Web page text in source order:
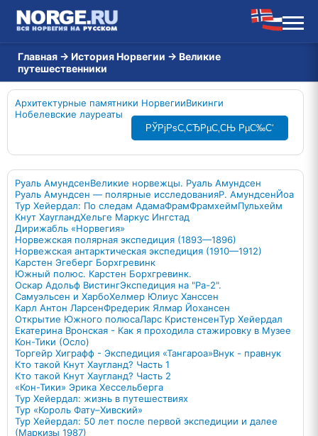
Главная → История Норвегии → Великие
путешественники
Архитектурные памятники НорвегииВикинги
Нобелевские лауреаты
РЎРјРѕС‚СЂРµС‚СЊ РµС‰С‘
Руаль АмундсенВеликие норвежцы. Руаль Амундсен
Руаль Амундсен — полярные исследованияР. АмундсенЙоа
Тур Хейердал: По следам АдамаФрамФрамхеймПульхейм
Кнут ХаугландХельге Маркус Ингстад
Дирижабль «Норвегия»
Норвежская полярная экспедиция (1893—1896)
Норвежская антарктическая экспедиция (1910—1912)
Карстен Эгеберг Борхгревинк
Южный полюс. Карстен Борхгревинк.
Оскар Адольф ВистингЭкспедиция на "Ра-2".
Самуэльсен и ХарбоХелмер Юлиус Ханссен
Карл Антон ЛарсенФредерик Ялмар Йохансен
Открытие Южного полюсаЛарс КристенсенТур Хейердал
Екатерина Вронская - Как я проходила стажировку в Музее
Кон-Тики (Осло)
Торгейр Хиграфф - Экспедиция «Тангароа»Внук - правнук
Кто такой Кнут Хаугланд? Часть 1
Кто такой Кнут Хаугланд? Часть 2
«Кон-Тики» Эрика Хессельберга
Тур Хейердал: жизнь в путешествиях
Тур «Король Фату–Хивский»
Тур Хейердал: 50 лет после первой экспедиции и далее
(Маркизы 1987)